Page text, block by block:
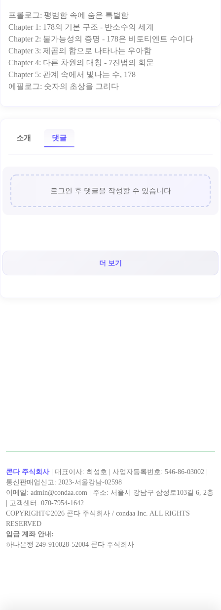
프롤로그: 평범함 속에 숨은 특별함
Chapter 1: 178의 기본 구조 - 반소수의 세계
Chapter 2: 불가능성의 증명 - 178은 비토티엔트 수이다
Chapter 3: 제곱의 합으로 나타나는 우아함
Chapter 4: 다른 차원의 대칭 - 7진법의 회문
Chapter 5: 관계 속에서 빛나는 수, 178
소개 댓글
로그인 후 댓글을 작성할 수 있습니다
더 보기
< 캡틴후크 >의 최신 콘텐츠!